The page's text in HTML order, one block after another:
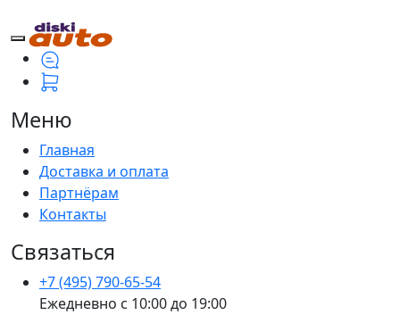
Меню
Главная
Доставка и оплата
Партнёрам
Контакты
Связаться
+7 (495) 790-65-54
Ежедневно с 10:00 до 19:00